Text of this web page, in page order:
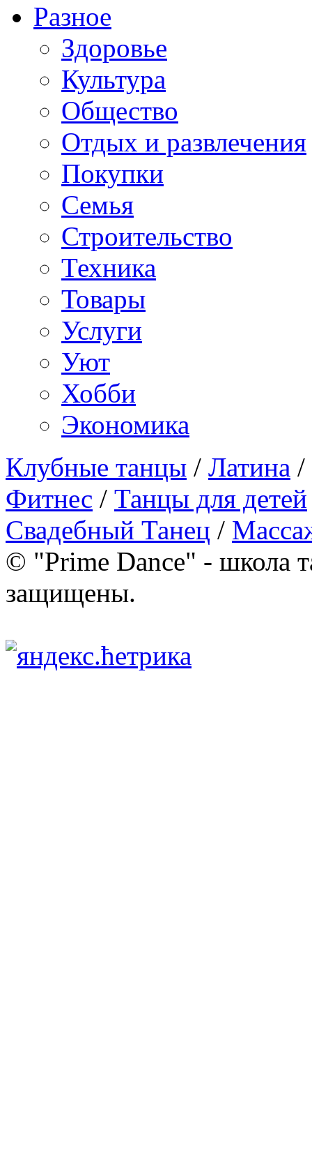
Разное
Здоровье
Культура
Общество
Отдых и развлечения
Покупки
Семья
Строительство
Техника
Товары
Услуги
Уют
Хобби
Экономика
Клубные танцы / Латина /
Фитнес / Танцы для детей
Свадебный Танец /
© "Prime Dance" - школа
защищены.